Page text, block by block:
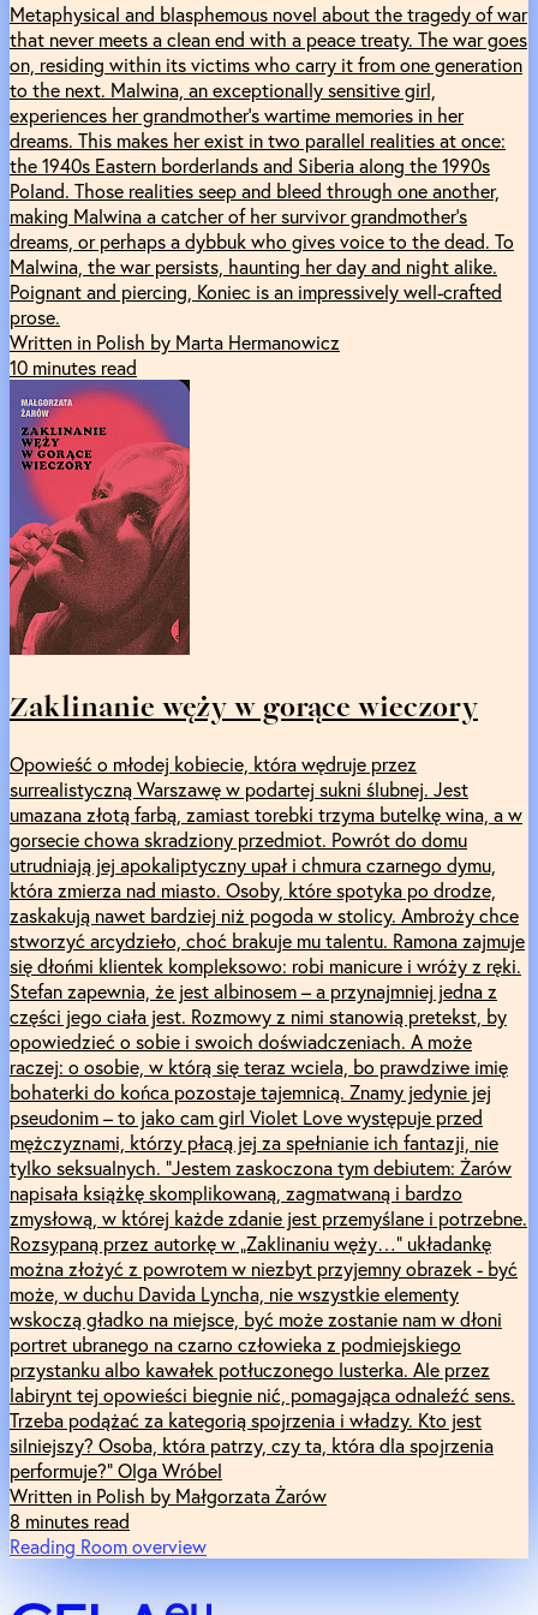
Metaphysical and blasphemous novel about the tragedy of war
that never meets a clean end with a peace treaty. The war goes
on, residing within its victims who carry it from one generation
to the next. Malwina, an exceptionally sensitive girl,
experiences her grandmother’s wartime memories in her
dreams. This makes her exist in two parallel realities at once:
the 1940s Eastern borderlands and Siberia along the 1990s
Poland. Those realities seep and bleed through one another,
making Malwina a catcher of her survivor grandmother’s
dreams, or perhaps a dybbuk who gives voice to the dead. To
Malwina, the war persists, haunting her day and night alike.
Poignant and piercing, Koniec is an impressively well-crafted
prose.
Written in Polish by Marta Hermanowicz
10 minutes read
Zaklinanie węży w gorące wieczory
Opowieść o młodej kobiecie, która wędruje przez
surrealistyczną Warszawę w podartej sukni ślubnej. Jest
umazana złotą farbą, zamiast torebki trzyma butelkę wina, a w
gorsecie chowa skradziony przedmiot. Powrót do domu
utrudniają jej apokaliptyczny upał i chmura czarnego dymu,
która zmierza nad miasto. Osoby, które spotyka po drodze,
zaskakują nawet bardziej niż pogoda w stolicy. Ambroży chce
stworzyć arcydzieło, choć brakuje mu talentu. Ramona zajmuje
się dłońmi klientek kompleksowo: robi manicure i wróży z ręki.
Stefan zapewnia, że jest albinosem – a przynajmniej jedna z
części jego ciała jest. Rozmowy z nimi stanowią pretekst, by
opowiedzieć o sobie i swoich doświadczeniach. A może
raczej: o osobie, w którą się teraz wciela, bo prawdziwe imię
bohaterki do końca pozostaje tajemnicą. Znamy jedynie jej
pseudonim – to jako cam girl Violet Love występuje przed
mężczyznami, którzy płacą jej za spełnianie ich fantazji, nie
tylko seksualnych. “Jestem zaskoczona tym debiutem: Żarów
napisała książkę skomplikowaną, zagmatwaną i bardzo
zmysłową, w której każde zdanie jest przemyślane i potrzebne.
Rozsypaną przez autorkę w „Zaklinaniu węży…” układankę
można złożyć z powrotem w niezbyt przyjemny obrazek - być
może, w duchu Davida Lyncha, nie wszystkie elementy
wskoczą gładko na miejsce, być może zostanie nam w dłoni
portret ubranego na czarno człowieka z podmiejskiego
przystanku albo kawałek potłuczonego lusterka. Ale przez
labirynt tej opowieści biegnie nić, pomagająca odnaleźć sens.
Trzeba podążać za kategorią spojrzenia i władzy. Kto jest
silniejszy? Osoba, która patrzy, czy ta, która dla spojrzenia
performuje?” Olga Wróbel
Written in Polish by Małgorzata Żarów
8 minutes read
Reading Room overview